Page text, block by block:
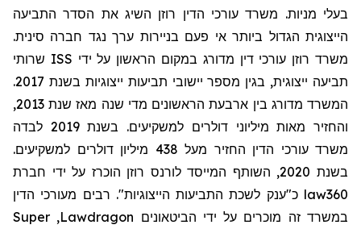
בעלי מניות. משרד עורכי הדין רוזן השיג את הסדר התביעה
הייצוגית הגדול ביותר אי פעם בניירות ערך נגד חברה סינית.
משרד רוזן עורכי דין מדורג במקום הראשון על ידי ISS שרותי
תביעה ייצוגית, בגין מספר יישובי תביעות ייצוגיות בשנת 2017.
המשרד מדורג בין ארבעת הראשונים מדי שנה מאז שנת 2013,
והחזיר מאות מיליוני דולרים למשקיעים. בשנת 2019 לבדה
משרד עורכי הדין החזיר מעל 438 מיליון דולרים למשקיעים.
בשנת 2020, השותף המייסד לורנס רוזן הוכרז על ידי חברת
law360 כ"ענק לשכת התביעות הייצוגיות". רבים מעורכי הדין
במשרד זה מוכרים על ידי הביטאונים Lawdragon
,
Super